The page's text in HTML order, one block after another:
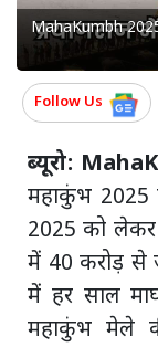
MahaKumbh
Follow Us
ब्यूरो:
महाकुंभ 2025
2025 को लेकर
में 40 करोड़ से
में हर साल
महाकुंभ मेले